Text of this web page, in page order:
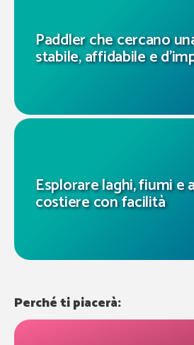
Paddler che cercano
stabile, affidabile e
Esplorare laghi, fiumi e
costiere con facilità
Perché ti piacerà: